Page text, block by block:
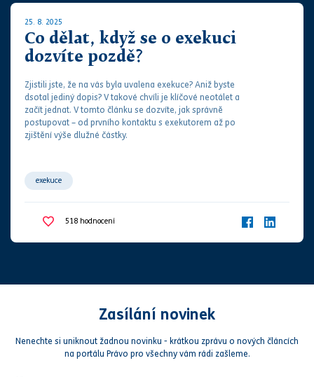
25. 8. 2025
Co dělat, když se o exekuci
dozvíte pozdě?
Zjistili jste, že na vás byla uvalena exekuce? Aniž byste
dsotal jediný dopis? V takové chvíli je klíčové neotálet a
začít jednat. V tomto článku se dozvíte, jak správně
postupovat – od prvního kontaktu s exekutorem až po
zjištění výše dlužné částky.
exekuce
518 hodnocení
Zasílání novinek
Nenechte si uniknout žadnou novinku - krátkou zprávu o nových článcích
na portálu Právo pro všechny vám rádi zašleme.